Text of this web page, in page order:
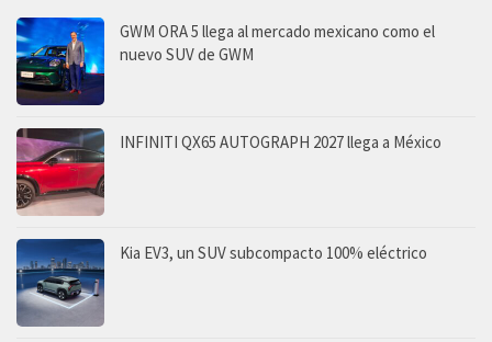
GWM ORA 5 llega al mercado mexicano como el
nuevo SUV de GWM
INFINITI QX65 AUTOGRAPH 2027 llega a México
Kia EV3, un SUV subcompacto 100% eléctrico